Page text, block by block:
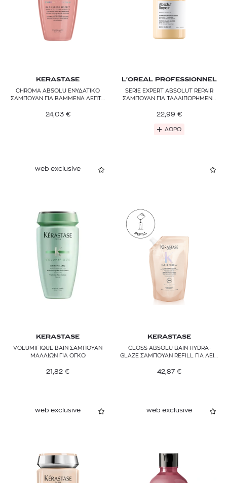
KERASTASE
CHROMA ABSOLU ΕΝΥΔΑΤΙΚΟ
ΣΑΜΠΟΥΑΝ ΓΙΑ ΒΑΜΜΕΝΑ ΛΕΠΤΑ
24,03 €
L'OREAL PROFESSIONNEL
SERIE EXPERT ABSOLUT REPAIR
ΣΑΜΠΟΥΑΝ ΓΙΑ ΤΑΛΑΙΠΩΡΗΜΕΝΑ
22,99 €
ΔΩΡΟ
web exclusive
KERASTASE
VOLUMIFIQUE BAIN ΣΑΜΠΟΥΑΝ
ΜΑΛΛΙΩΝ ΓΙΑ ΟΓΚΟ
21,82 €
KERASTASE
GLOSS ABSOLU BAIN HYDRA-
GLAZE ΣΑΜΠΟΥΑΝ REFILL ΓΙΑ ΛΕΙΑ
42,87 €
web exclusive web exclusive